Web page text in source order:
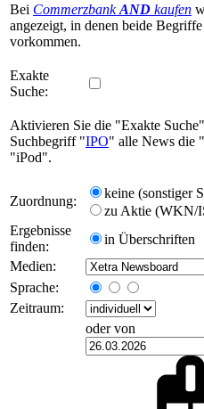
Bei CommerzbankAND kaufen
angezeigt, in denen beide
vorkommen.
Exakte
Suche:
Aktivieren Sie die "Exakte
Suchbegriff "IPO" alle News die
"iPod".
Zuordnung:
keine (sonstiger
zu Aktie (WKN/
Ergebnisse
finden:
in Überschriften
Medien:
Sprache:
Zeitraum:
oder von